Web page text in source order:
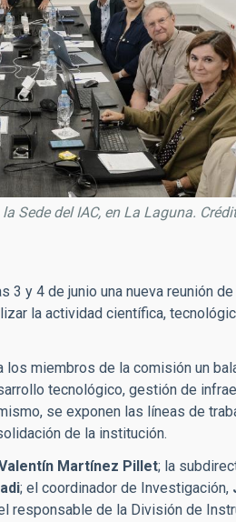
Sede del IAC, en La Laguna.
3 y 4 de junio una nueva reunión de
la actividad científica,
los miembros de la comisión un
tecnológico, gestión de
se exponen las líneas de
de la institución.
Martínez Pillet; la
; el coordinador de Investigación,
responsable de la División de